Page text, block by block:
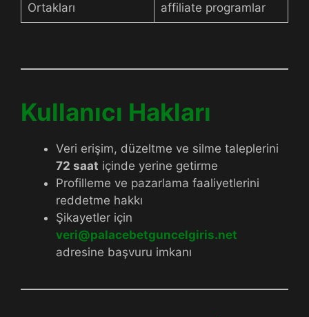
Ortakları
affiliate programlar
Kullanıcı Hakları
Veri erişim, düzeltme ve silme taleplerini
72 saat içinde yerine getirme
Profilleme ve pazarlama faaliyetlerini
reddetme hakkı
Şikayetler için
veri@palacebetguncelgiris.net
adresine başvuru imkanı